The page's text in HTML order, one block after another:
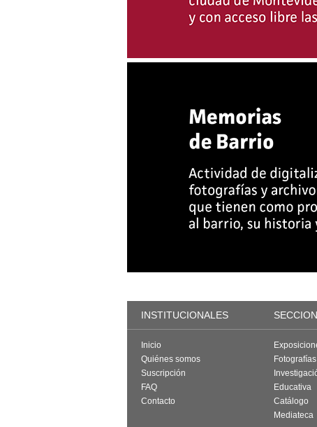
INSTITUCIONALES
Inicio
Quiénes somos
Suscripción
FAQ
Contacto
Educativa
Catálogo
Mediateca